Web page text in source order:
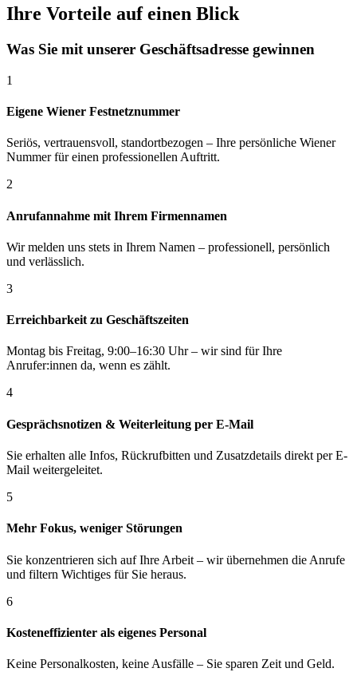
Ihre Vorteile auf einen Blick
Was Sie mit unserer Geschäftsadresse gewinnen
1
Eigene Wiener Festnetznummer
Seriös, vertrauensvoll, standortbezogen – Ihre persönliche Wiener
Nummer für einen professionellen Auftritt.
2
Anrufannahme mit Ihrem Firmennamen
Wir melden uns stets in Ihrem Namen – professionell, persönlich
und verlässlich.
3
Erreichbarkeit zu Geschäftszeiten
Montag bis Freitag, 9:00–16:30 Uhr – wir sind für Ihre
Anrufer:innen da, wenn es zählt.
4
Gesprächsnotizen & Weiterleitung per E-Mail
Sie erhalten alle Infos, Rückrufbitten und Zusatzdetails direkt per E-
Mail weitergeleitet.
5
Mehr Fokus, weniger Störungen
Sie konzentrieren sich auf Ihre Arbeit – wir übernehmen die Anrufe
und filtern Wichtiges für Sie heraus.
6
Kosteneffizienter als eigenes Personal
Keine Personalkosten, keine Ausfälle – Sie sparen Zeit und Geld.